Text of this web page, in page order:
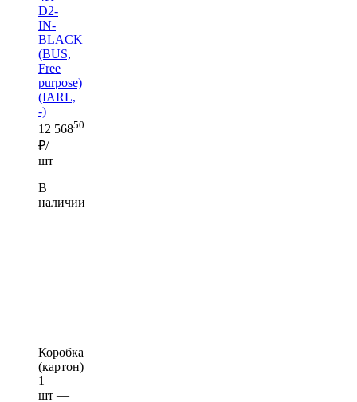
D2-
IN-
BLACK
(BUS,
Free
purpose)
(IARL,
-)
12 56850
₽/
шт
В
наличии
Коробка
(картон)
1
шт —